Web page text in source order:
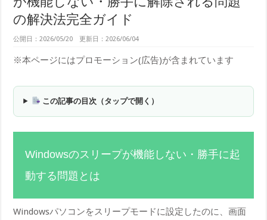
の解決法完全ガイド
公開日：2026/05/20 更新日：2026/06/04
※本ページにはプロモーション(広告)が含まれています
この記事の目次（タップで開く）
Windowsのスリープが機能しない・勝手に起
動する問題とは
Windowsパソコンをスリープモードに設定したのに、画面